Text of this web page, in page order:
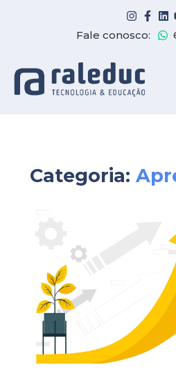
Fale conosco:
Categoria: